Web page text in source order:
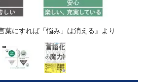
葉にすれば「悩み」は消える 』より